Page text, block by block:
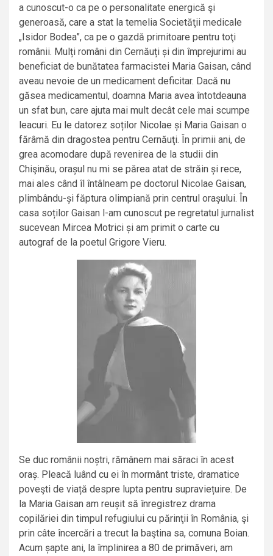
a cunoscut-o ca pe o personalitate energică şi
generoasă, care a stat la temelia Societăţii medicale
„Isidor Bodea”, ca pe o gazdă primitoare pentru toţi
românii. Mulți români din Cernăuți și din împrejurimi au
beneficiat de bunătatea farmacistei Maria Gaisan, când
aveau nevoie de un medicament deficitar. Dacă nu
găsea medicamentul, doamna Maria avea întotdeauna
un sfat bun, care ajuta mai mult decât cele mai scumpe
leacuri. Eu le datorez soților Nicolae și Maria Gaisan o
fărâmă din dragostea pentru Cernăuţi. În primii ani, de
grea acomodare după revenirea de la studii din
Chişinău, orașul nu mi se părea atat de străin și rece,
mai ales când îl întâlneam pe doctorul Nicolae Gaisan,
plimbându-și făptura olimpiană prin centrul orașului. În
casa soților Gaisan l-am cunoscut pe regretatul jurnalist
sucevean Mircea Motrici și am primit o carte cu
autograf de la poetul Grigore Vieru.
Se duc românii noștri, rămânem mai săraci în acest
oraș. Pleacă luând cu ei în mormânt triste, dramatice
poveşti de viață despre lupta pentru supraviețuire. De
la Maria Gaisan am reușit să înregistrez drama
copilăriei din timpul refugiului cu părinţii în România, şi
prin câte încercări a trecut la baştina sa, comuna Boian.
Acum șapte ani, la împlinirea a 80 de primăveri, am